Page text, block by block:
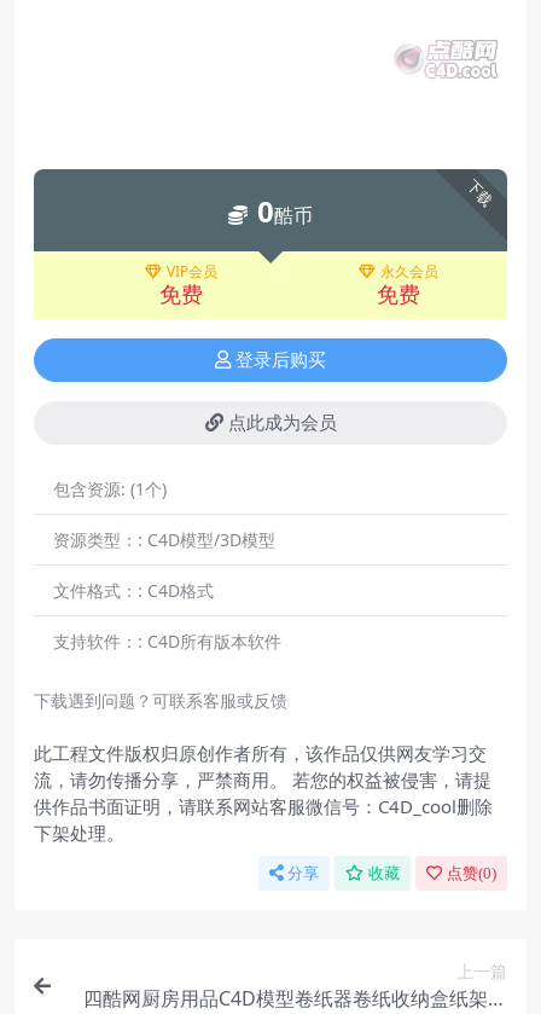
下载
0酷币
VIP会员
免费
永久会员
免费
登录后购买
点此成为会员
包含资源: (1个)
资源类型：: C4D模型/3D模型
文件格式：: C4D格式
支持软件：: C4D所有版本软件
下载遇到问题？可联系客服或反馈
此工程文件版权归原创作者所有，该作品仅供网友学习交
流，请勿传播分享，严禁商用。 若您的权益被侵害，请提
供作品书面证明，请联系网站客服微信号：C4D_cool删除
下架处理。
分享 收藏 点赞(0)
上一篇
四酷网厨房用品C4D模型卷纸器卷纸收纳盒纸架纸